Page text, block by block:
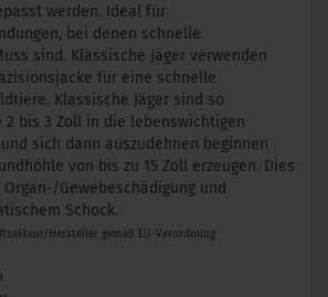
werden. Ideal für
bei denen schnelle
sind. Klassische Jäger verwenden
für eine schnelle
Klassische Jäger sind so
2 bis 3 Zoll in die lebenswichtigen
sich dann auszudehnen beginnen
von bis zu 15 Zoll erzeugen. Dies
Gewebeschädigung und
Schock.
Hersteller gemäß EU-Verordnung